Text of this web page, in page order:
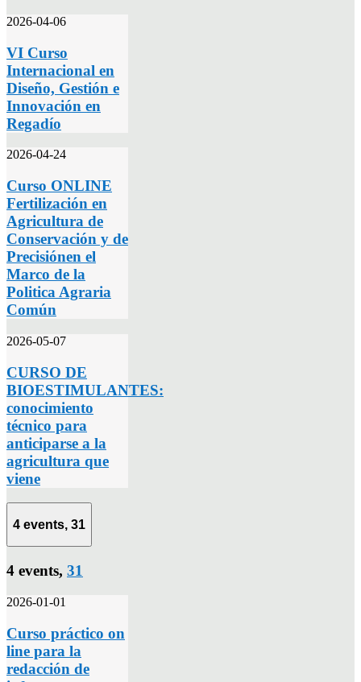
2026-04-06
VI Curso
Internacional en
Diseño, Gestión e
Innovación en
Regadío
2026-04-24
Curso ONLINE
Fertilización en
Agricultura de
Conservación y de
Precisiónen el
Marco de la
Politica Agraria
Común
2026-05-07
CURSO DE
BIOESTIMULANTES:
conocimiento
técnico para
anticiparse a la
agricultura que
viene
4 events, 31
4 events, 31
2026-01-01
Curso práctico on
line para la
redacción de